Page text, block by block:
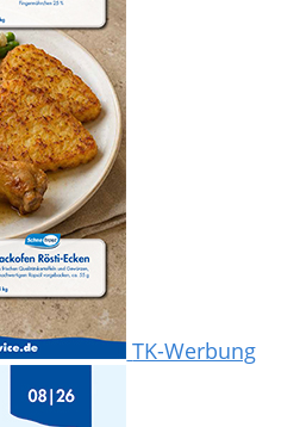
TK-Werbung